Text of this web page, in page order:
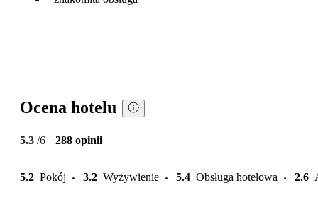
Ocena hotelu
5.3 /6 288 opinii
5.2 Pokój 3.2 Wyżywienie 5.4 Obsługa hotelowa 2.6